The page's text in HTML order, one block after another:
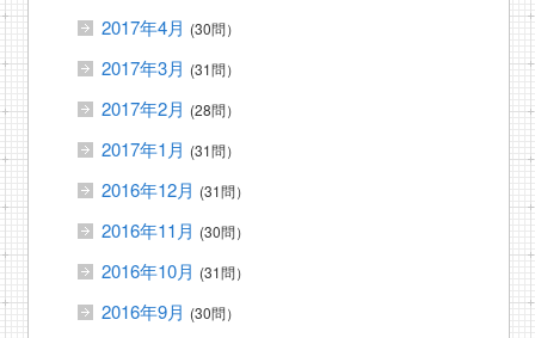
2017年4月 (30問）
2017年3月 (31問）
2017年2月 (28問）
2017年1月 (31問）
2016年12月 (31問）
2016年11月 (30問）
2016年10月 (31問）
2016年9月 (30問）